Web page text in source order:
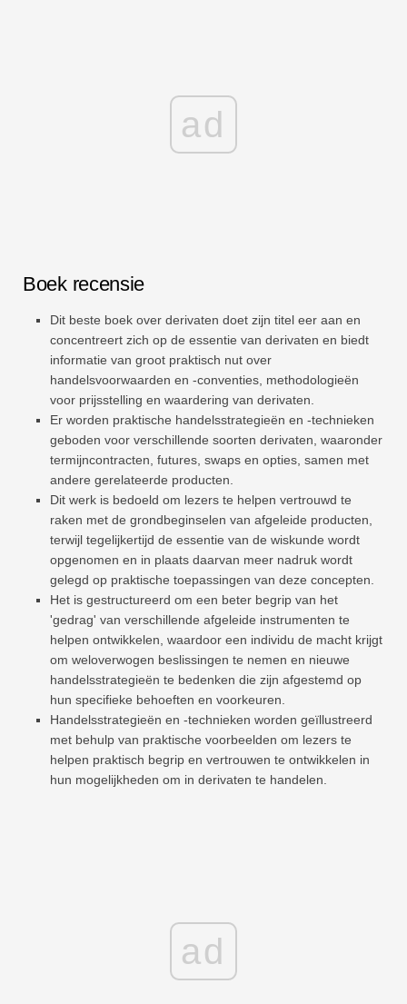
ad
Boek recensie
Dit beste boek over derivaten doet zijn titel eer aan en
concentreert zich op de essentie van derivaten en biedt
informatie van groot praktisch nut over
handelsvoorwaarden en -conventies, methodologieën
voor prijsstelling en waardering van derivaten.
Er worden praktische handelsstrategieën en -technieken
geboden voor verschillende soorten derivaten, waaronder
termijncontracten, futures, swaps en opties, samen met
andere gerelateerde producten.
Dit werk is bedoeld om lezers te helpen vertrouwd te
raken met de grondbeginselen van afgeleide producten,
terwijl tegelijkertijd de essentie van de wiskunde wordt
opgenomen en in plaats daarvan meer nadruk wordt
gelegd op praktische toepassingen van deze concepten.
Het is gestructureerd om een ​​beter begrip van het
'gedrag' van verschillende afgeleide instrumenten te
helpen ontwikkelen, waardoor een individu de macht krijgt
om weloverwogen beslissingen te nemen en nieuwe
handelsstrategieën te bedenken die zijn afgestemd op
hun specifieke behoeften en voorkeuren.
Handelsstrategieën en -technieken worden geïllustreerd
met behulp van praktische voorbeelden om lezers te
helpen praktisch begrip en vertrouwen te ontwikkelen in
hun mogelijkheden om in derivaten te handelen.
ad